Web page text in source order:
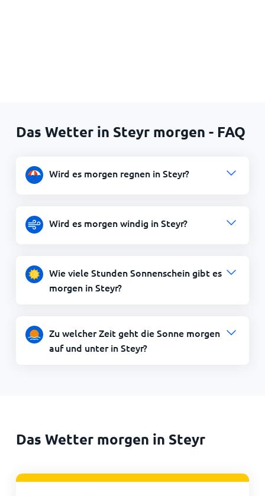
Das Wetter in Steyr morgen - FAQ
Wird es morgen regnen in Steyr?
Wird es morgen windig in Steyr?
Wie viele Stunden Sonnenschein gibt es
morgen in Steyr?
Zu welcher Zeit geht die Sonne morgen
auf und unter in Steyr?
Das Wetter morgen in Steyr